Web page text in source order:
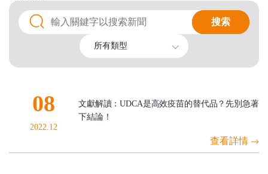
搜索
搜索
所有類型
08
2022.12
文獻解讀：UDCA是高效疫苗的替代品？先別急著
下結論！
查看詳情